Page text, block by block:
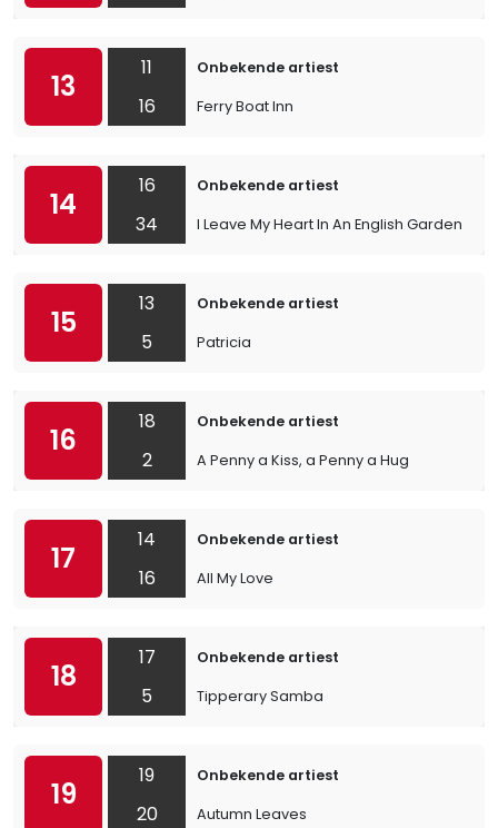
13
11
16
Onbekende artiest
Ferry Boat Inn
14
16
34
Onbekende artiest
I Leave My Heart In An English Garden
15
13
5
Onbekende artiest
Patricia
16
18
2
Onbekende artiest
A Penny a Kiss, a Penny a Hug
17
14
16
Onbekende artiest
All My Love
18
17
5
Onbekende artiest
Tipperary Samba
19
19
20
Onbekende artiest
Autumn Leaves